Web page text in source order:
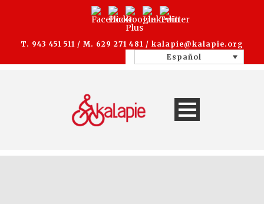
T. 943 451 511 / M. 629 271 481 / kalapie@kalapie.org
Español